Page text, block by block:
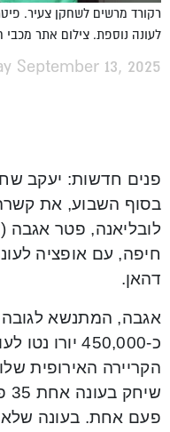
לעונה נוספת. צילום אתר מכבי
September 13, 2025
פנים חדשות: יעקב
בסוף השבוע, את קשרה
חיפה, עם אופציה
דהאן.
כ-450,000
הקריירה האירופית
פעם אחת. בעונה